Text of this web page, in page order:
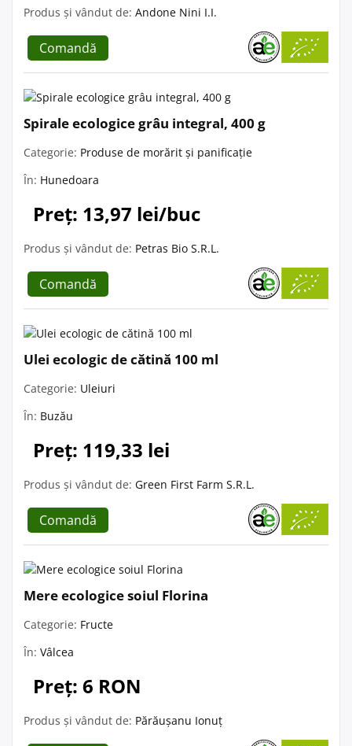
Produs și vândut de: Andone Nini I.I.
Comandă
Spirale ecologice grâu integral, 400 g
Categorie: Produse de morărit și panificație
În: Hunedoara
Preț: 13,97 lei/buc
Produs și vândut de: Petras Bio S.R.L.
Comandă
Ulei ecologic de cătină 100 ml
Categorie: Uleiuri
În: Buzău
Preț: 119,33 lei
Produs și vândut de: Green First Farm S.R.L.
Comandă
Mere ecologice soiul Florina
Categorie: Fructe
În: Vâlcea
Preț: 6 RON
Produs și vândut de: Părăușanu Ionuț